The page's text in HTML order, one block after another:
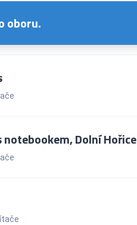
oboru.
Dolní Hořice